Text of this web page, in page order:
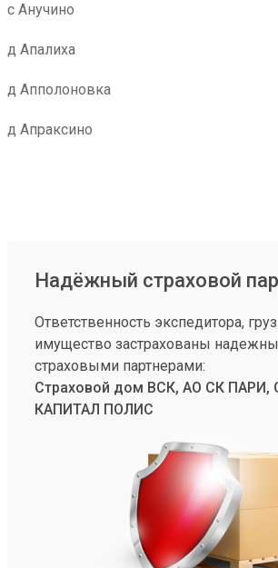
с Анучино
д Апалиха
д Апполоновка
д Апраксино
Надёжный страховой
Ответственность экспедитора,
имущество застрахованы
страховыми партнерами:
Страховой дом ВСК, АО СК ПАРИ,
КАПИТАЛ ПОЛИС